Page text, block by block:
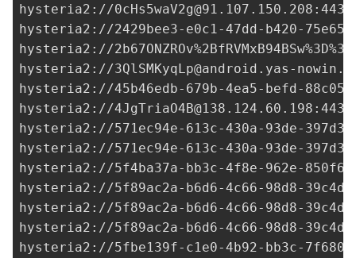
hysteria2://0cHs5waV2g@91.107.150.208
hysteria2://2429bee3-e0c1-47dd-b420-
hysteria2://2b67ONZROv%2BfRVMxB94BSw%3D%
hysteria2://3QlSMKyqLp@android.yas-
hysteria2://45b46edb-679b-4ea5-befd-
hysteria2://4JgTriaO4B@138.124.60.198
hysteria2://571ec94e-613c-430a-93de-
hysteria2://571ec94e-613c-430a-93de-
hysteria2://5f4ba37a-bb3c-4f8e-962e-
hysteria2://5f89ac2a-b6d6-4c66-98d8-
hysteria2://5f89ac2a-b6d6-4c66-98d8-
hysteria2://5f89ac2a-b6d6-4c66-98d8-
hysteria2://5fbe139f-c1e0-4b92-bb3c-